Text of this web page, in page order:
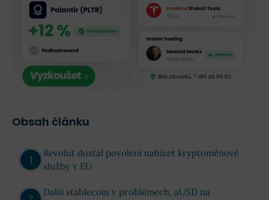
Obsah článku
Revolut dostal povolení nabízet kryptoměnové
služby v EU
Další stablecoin v problémech, aUSD na